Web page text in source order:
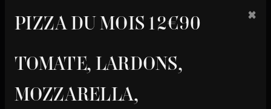
PIZZA DU MOIS 12€90
TOMATE, LARDONS,
MOZZARELLA,
×